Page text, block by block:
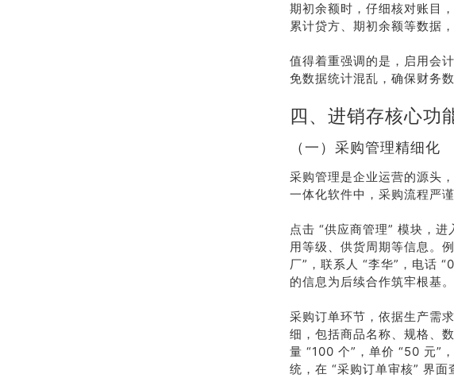
期初余额时，仔细核对账目
累计贷方、期初余额等数据
值得着重强调的是，启用会
免数据统计混乱，确保财务
四、进销存核心功
（一）采购管理精细化
采购管理是企业运营的源头
一体化软件中，采购流程严谨
点击 “供应商管理” 模块，
用等级、供货周期等信息。
厂”，联系人 “李华”，电话
的信息为后续合作筑牢根基。
采购订单环节，依据生产需
细，包括商品名称、规格、
量 “100 个”，单价 “50 元”
统，在 “采购订单审核” 界